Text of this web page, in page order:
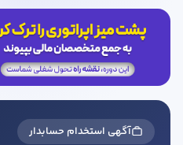
آگهی استخدام حسابدار
در صورتی که سابقه دارید توضیح